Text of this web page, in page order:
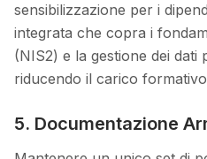
sensibilizzazione per i
integrata che copra i
(NIS2) e la gestione dei dati
riducendo il carico
5. Documentazione